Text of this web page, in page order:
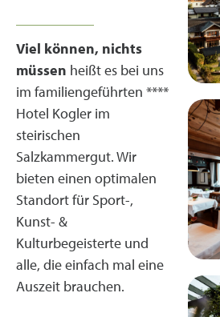
Viel können, nichts
müssen heißt es bei uns
im familiengeführten ****
Hotel Kogler im
steirischen
Salzkammergut. Wir
bieten einen optimalen
Standort für Sport-,
Kunst- &
Kulturbegeisterte und
alle, die einfach mal eine
Auszeit brauchen.